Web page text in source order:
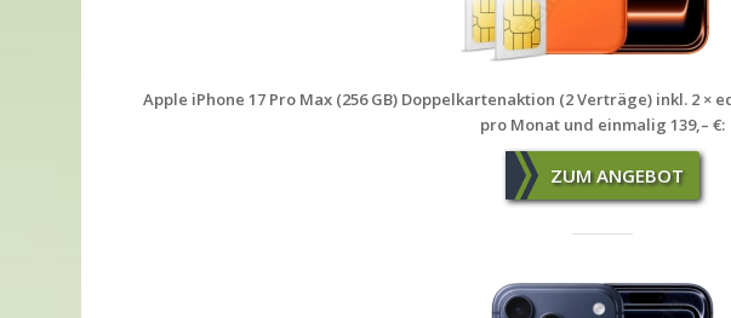
Apple iPhone 17 Pro Max (256 GB) Doppelkartenaktion (2 Verträge) inkl. 2 ×
pro Monat und einmalig 139,– €:
ZUM ANGEBOT